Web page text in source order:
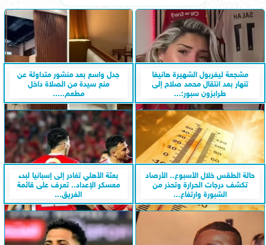
مشجعة ليفربول الشهيرة هانيفا
تنهار بعد انتقال محمد صلاح إلى
طرابزون سبور:...
جدل واسع بعد منشور متداولة عن
منع سيدة من الصلاة داخل
مطعم.....
حالة الطقس خلال الأسبوع.. الأرصاد
تكشف درجات الحرارة وتحذر من
الشبورة وارتفاع...
بعثة الأهلي تغادر إلى إسبانيا لبدء
معسكر الإعداد.. تعرف على قائمة
الفريق...